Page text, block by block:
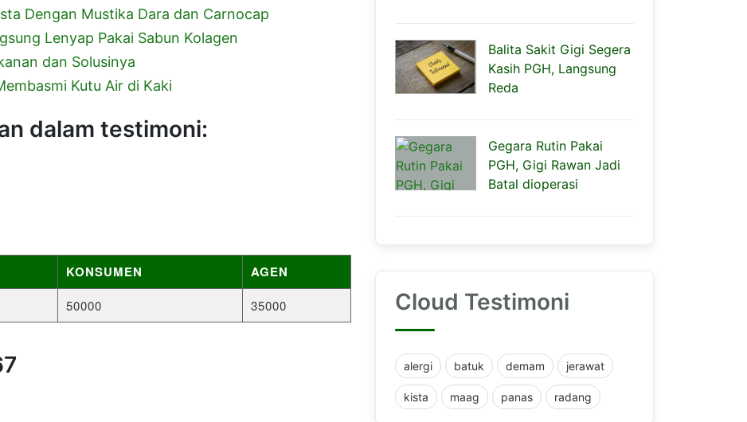
Dengan Mustika Dara dan Carnocap
Lenyap Pakai Sabun Kolagen
dan Solusinya
Kutu Air di Kaki
dalam testimoni:
KONSUMEN AGEN
50000 35000
Balita Sakit Gigi Segera
Kasih PGH, Langsung
Reda
Gegara Rutin Pakai
PGH, Gigi Rawan Jadi
Batal dioperasi
Cloud Testimoni
alergi batuk demam jerawat
kista maag panas radang